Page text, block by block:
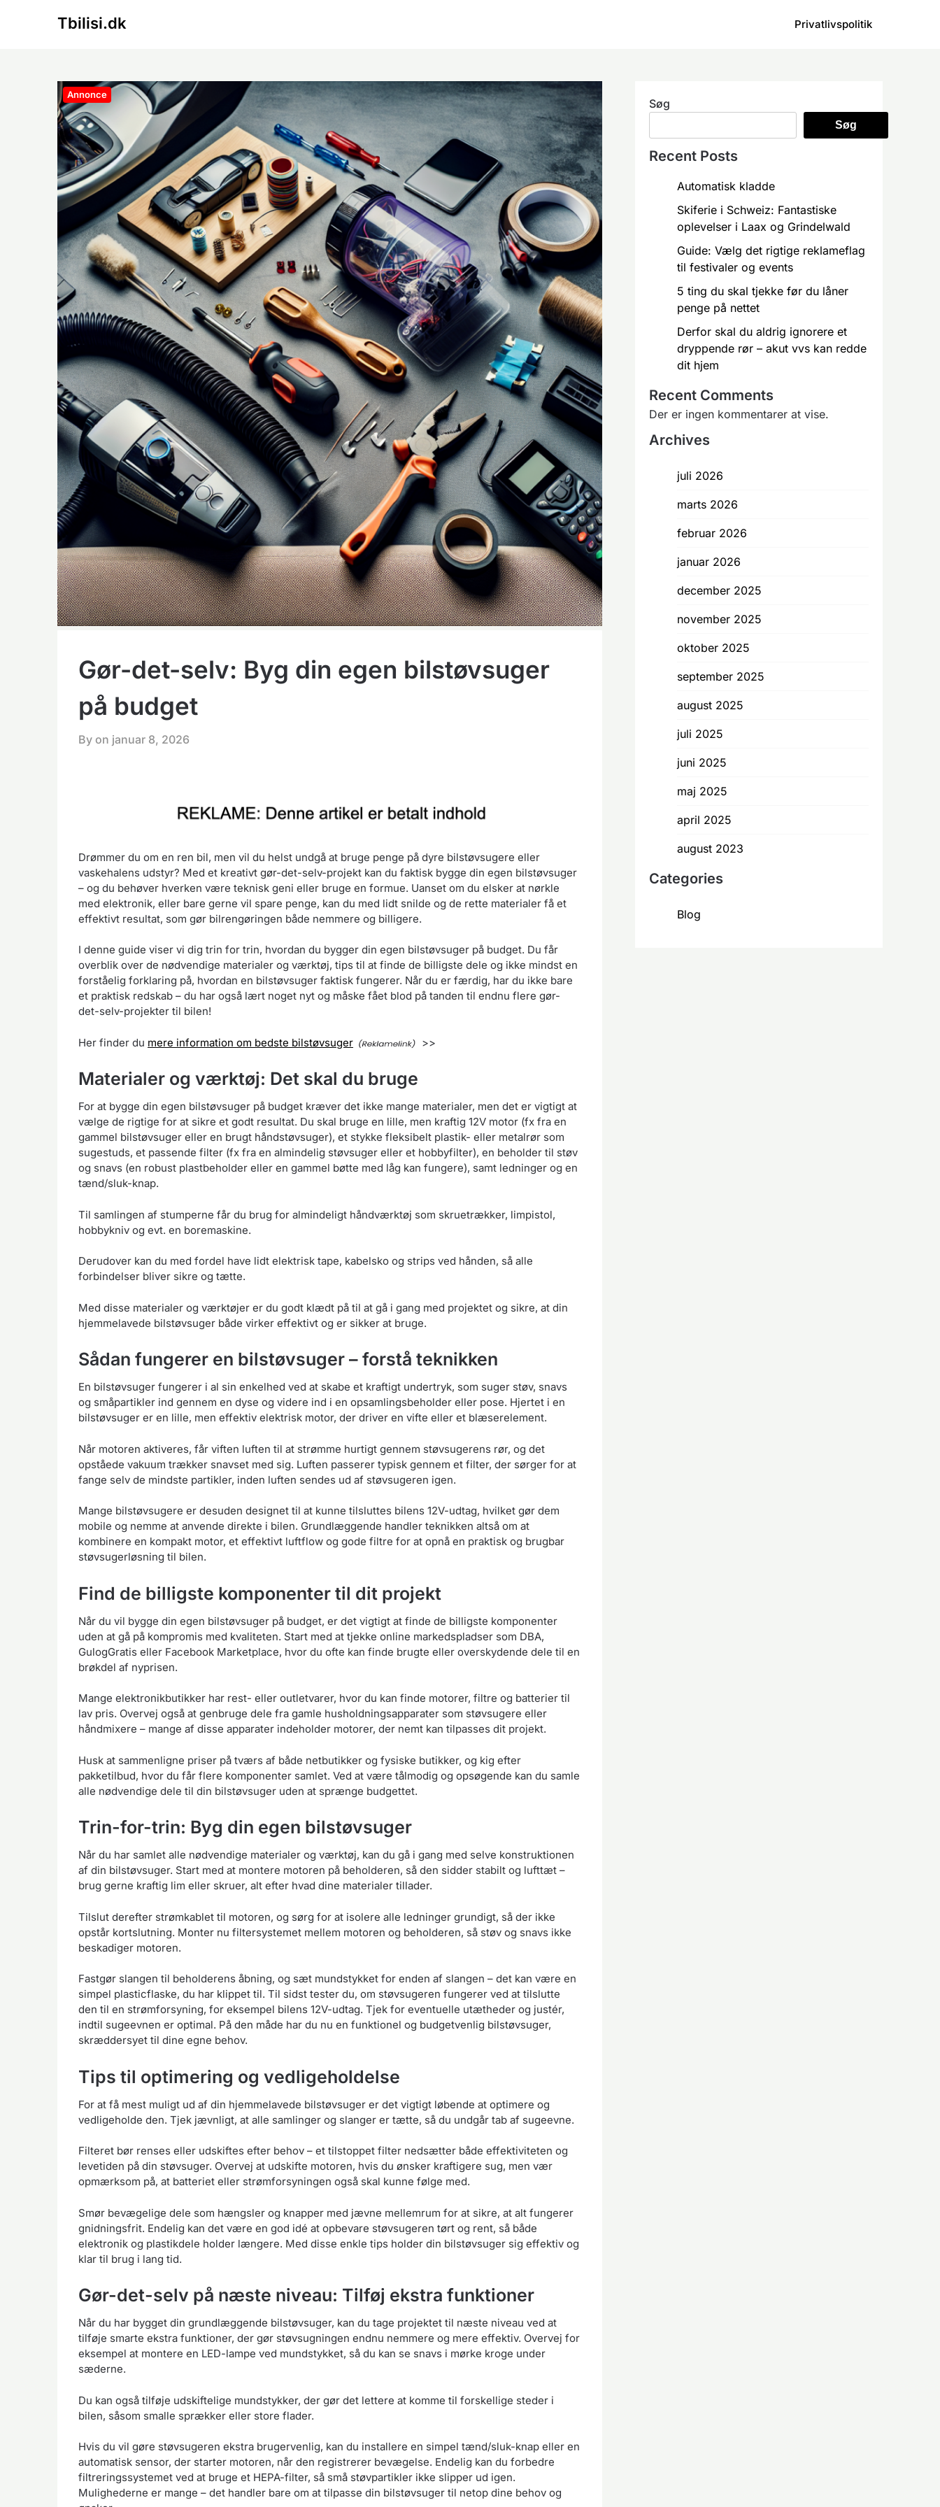
Tbilisi.dk Privatlivspolitik
Annonce
Gør-det-selv: Byg din egen bilstøvsuger
på budget
By on januar 8, 2026
Drømmer du om en ren bil, men vil du helst undgå at bruge penge på dyre bilstøvsugere eller
vaskehalens udstyr? Med et kreativt gør-det-selv-projekt kan du faktisk bygge din egen bilstøvsuger
– og du behøver hverken være teknisk geni eller bruge en formue. Uanset om du elsker at nørkle
med elektronik, eller bare gerne vil spare penge, kan du med lidt snilde og de rette materialer få et
effektivt resultat, som gør bilrengøringen både nemmere og billigere.
I denne guide viser vi dig trin for trin, hvordan du bygger din egen bilstøvsuger på budget. Du får
overblik over de nødvendige materialer og værktøj, tips til at finde de billigste dele og ikke mindst en
forståelig forklaring på, hvordan en bilstøvsuger faktisk fungerer. Når du er færdig, har du ikke bare
et praktisk redskab – du har også lært noget nyt og måske fået blod på tanden til endnu flere gør-
det-selv-projekter til bilen!
Her finder du mere information om bedste bilstøvsuger >>
Materialer og værktøj: Det skal du bruge
For at bygge din egen bilstøvsuger på budget kræver det ikke mange materialer, men det er vigtigt at
vælge de rigtige for at sikre et godt resultat. Du skal bruge en lille, men kraftig 12V motor (fx fra en
gammel bilstøvsuger eller en brugt håndstøvsuger), et stykke fleksibelt plastik- eller metalrør som
sugestuds, et passende filter (fx fra en almindelig støvsuger eller et hobbyfilter), en beholder til støv
og snavs (en robust plastbeholder eller en gammel bøtte med låg kan fungere), samt ledninger og en
tænd/sluk-knap.
Til samlingen af stumperne får du brug for almindeligt håndværktøj som skruetrækker, limpistol,
hobbykniv og evt. en boremaskine.
Derudover kan du med fordel have lidt elektrisk tape, kabelsko og strips ved hånden, så alle
forbindelser bliver sikre og tætte.
Med disse materialer og værktøjer er du godt klædt på til at gå i gang med projektet og sikre, at din
hjemmelavede bilstøvsuger både virker effektivt og er sikker at bruge.
Sådan fungerer en bilstøvsuger – forstå teknikken
En bilstøvsuger fungerer i al sin enkelhed ved at skabe et kraftigt undertryk, som suger støv, snavs
og småpartikler ind gennem en dyse og videre ind i en opsamlingsbeholder eller pose. Hjertet i en
bilstøvsuger er en lille, men effektiv elektrisk motor, der driver en vifte eller et blæserelement.
Når motoren aktiveres, får viften luften til at strømme hurtigt gennem støvsugerens rør, og det
opståede vakuum trækker snavset med sig. Luften passerer typisk gennem et filter, der sørger for at
fange selv de mindste partikler, inden luften sendes ud af støvsugeren igen.
Mange bilstøvsugere er desuden designet til at kunne tilsluttes bilens 12V-udtag, hvilket gør dem
mobile og nemme at anvende direkte i bilen. Grundlæggende handler teknikken altså om at
kombinere en kompakt motor, et effektivt luftflow og gode filtre for at opnå en praktisk og brugbar
støvsugerløsning til bilen.
Find de billigste komponenter til dit projekt
Når du vil bygge din egen bilstøvsuger på budget, er det vigtigt at finde de billigste komponenter
uden at gå på kompromis med kvaliteten. Start med at tjekke online markedspladser som DBA,
GulogGratis eller Facebook Marketplace, hvor du ofte kan finde brugte eller overskydende dele til en
brøkdel af nyprisen.
Mange elektronikbutikker har rest- eller outletvarer, hvor du kan finde motorer, filtre og batterier til
lav pris. Overvej også at genbruge dele fra gamle husholdningsapparater som støvsugere eller
håndmixere – mange af disse apparater indeholder motorer, der nemt kan tilpasses dit projekt.
Husk at sammenligne priser på tværs af både netbutikker og fysiske butikker, og kig efter
pakketilbud, hvor du får flere komponenter samlet. Ved at være tålmodig og opsøgende kan du samle
alle nødvendige dele til din bilstøvsuger uden at sprænge budgettet.
Trin-for-trin: Byg din egen bilstøvsuger
Når du har samlet alle nødvendige materialer og værktøj, kan du gå i gang med selve konstruktionen
af din bilstøvsuger. Start med at montere motoren på beholderen, så den sidder stabilt og lufttæt –
brug gerne kraftig lim eller skruer, alt efter hvad dine materialer tillader.
Tilslut derefter strømkablet til motoren, og sørg for at isolere alle ledninger grundigt, så der ikke
opstår kortslutning. Monter nu filtersystemet mellem motoren og beholderen, så støv og snavs ikke
beskadiger motoren.
Fastgør slangen til beholderens åbning, og sæt mundstykket for enden af slangen – det kan være en
simpel plasticflaske, du har klippet til. Til sidst tester du, om støvsugeren fungerer ved at tilslutte
den til en strømforsyning, for eksempel bilens 12V-udtag. Tjek for eventuelle utætheder og justér,
indtil sugeevnen er optimal. På den måde har du nu en funktionel og budgetvenlig bilstøvsuger,
skræddersyet til dine egne behov.
Tips til optimering og vedligeholdelse
For at få mest muligt ud af din hjemmelavede bilstøvsuger er det vigtigt løbende at optimere og
vedligeholde den. Tjek jævnligt, at alle samlinger og slanger er tætte, så du undgår tab af sugeevne.
Filteret bør renses eller udskiftes efter behov – et tilstoppet filter nedsætter både effektiviteten og
levetiden på din støvsuger. Overvej at udskifte motoren, hvis du ønsker kraftigere sug, men vær
opmærksom på, at batteriet eller strømforsyningen også skal kunne følge med.
Smør bevægelige dele som hængsler og knapper med jævne mellemrum for at sikre, at alt fungerer
gnidningsfrit. Endelig kan det være en god idé at opbevare støvsugeren tørt og rent, så både
elektronik og plastikdele holder længere. Med disse enkle tips holder din bilstøvsuger sig effektiv og
klar til brug i lang tid.
Gør-det-selv på næste niveau: Tilføj ekstra funktioner
Når du har bygget din grundlæggende bilstøvsuger, kan du tage projektet til næste niveau ved at
tilføje smarte ekstra funktioner, der gør støvsugningen endnu nemmere og mere effektiv. Overvej for
eksempel at montere en LED-lampe ved mundstykket, så du kan se snavs i mørke kroge under
sæderne.
Du kan også tilføje udskiftelige mundstykker, der gør det lettere at komme til forskellige steder i
bilen, såsom smalle sprækker eller store flader.
Hvis du vil gøre støvsugeren ekstra brugervenlig, kan du installere en simpel tænd/sluk-knap eller en
automatisk sensor, der starter motoren, når den registrerer bevægelse. Endelig kan du forbedre
filtreringssystemet ved at bruge et HEPA-filter, så små støvpartikler ikke slipper ud igen.
Mulighederne er mange – det handler bare om at tilpasse din bilstøvsuger til netop dine behov og
Søg
Søg
Recent Posts
Automatisk kladde
Skiferie i Schweiz: Fantastiske
oplevelser i Laax og Grindelwald
Guide: Vælg det rigtige reklameflag
til festivaler og events
5 ting du skal tjekke før du låner
penge på nettet
Derfor skal du aldrig ignorere et
dryppende rør – akut vvs kan redde
dit hjem
Recent Comments
Der er ingen kommentarer at vise.
Archives
juli 2026
marts 2026
februar 2026
januar 2026
december 2025
november 2025
oktober 2025
september 2025
august 2025
juli 2025
juni 2025
maj 2025
april 2025
august 2023
Categories
Blog